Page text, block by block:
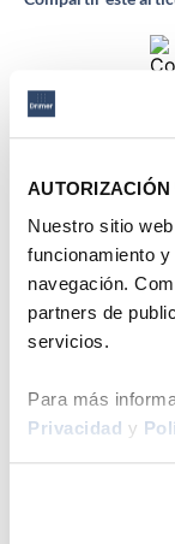
Nuestro sitio
funcionamiento
navegación.
partners de
servicios.
Para más
Privacidad y
Ficha técnica
Hilos